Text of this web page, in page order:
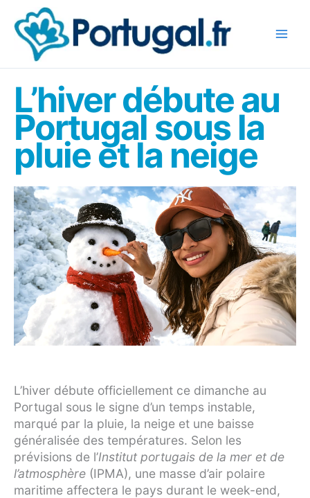
contenu
L’hiver débute au
Portugal sous la
pluie et la neige
L’hiver débute officiellement ce dimanche au
Portugal sous le signe d’un temps instable,
marqué par la pluie, la neige et une baisse
généralisée des températures. Selon les
prévisions de l’Institut portugais de la mer et de
l’atmosphère (IPMA), une masse d’air polaire
maritime affectera le pays durant le week-end,